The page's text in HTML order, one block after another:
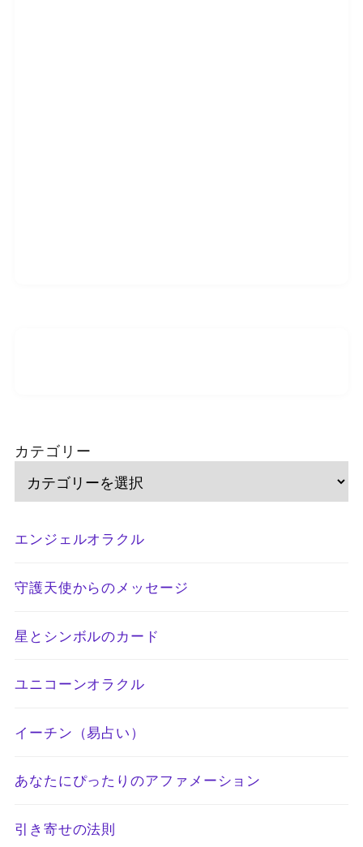
カテゴリー
エンジェルオラクル
守護天使からのメッセージ
星とシンボルのカード
ユニコーンオラクル
イーチン（易占い）
あなたにぴったりのアファメーション
引き寄せの法則